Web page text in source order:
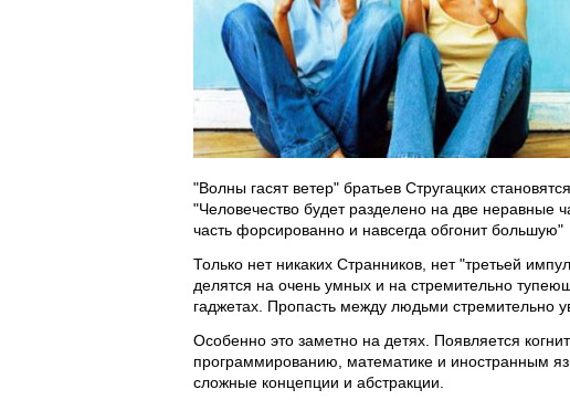
"Волны гасят ветер" братьев Стругацких
"Человечество будет разделено на две неравные
часть форсированно и навсегда обгонит большую"
Только нет никаких Странников, нет "третьей
делятся на очень умных и на стремительно
гаджетах. Пропасть между людьми стремительно
Особенно это заметно на детях. Появляется
программированию, математике и иностранным
сложные концепции и абстракции.